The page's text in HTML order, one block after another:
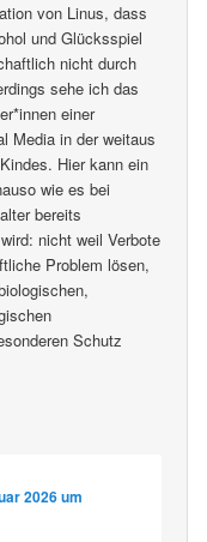
von Linus, dass
und Glücksspiel
nicht durch
sehe ich das
einer
Media in der weitaus
Hier kann ein
wie es bei
bereits
nicht weil Verbote
Problem lösen,
Schutz
2026 um